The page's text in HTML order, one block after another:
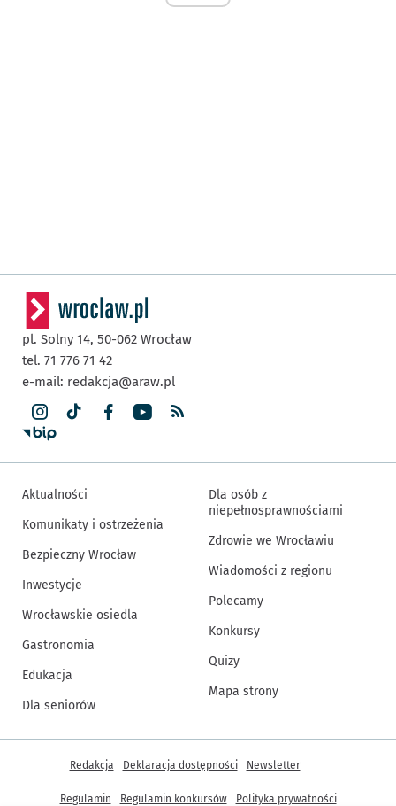
pl. Solny 14, 50-062 Wrocław
tel. 71 776 71 42
e-mail: redakcja@araw.pl
Aktualności
Komunikaty i ostrzeżenia
Bezpieczny Wrocław
Inwestycje
Wrocławskie osiedla
Gastronomia
Edukacja
Dla seniorów
Dla osób z
niepełnosprawnościami
Zdrowie we Wrocławiu
Wiadomości z regionu
Polecamy
Konkursy
Quizy
Mapa strony
Inne informacje
Redakcja Deklaracja dostępności Newsletter
Regulamin Regulamin konkursów Polityka prywatności